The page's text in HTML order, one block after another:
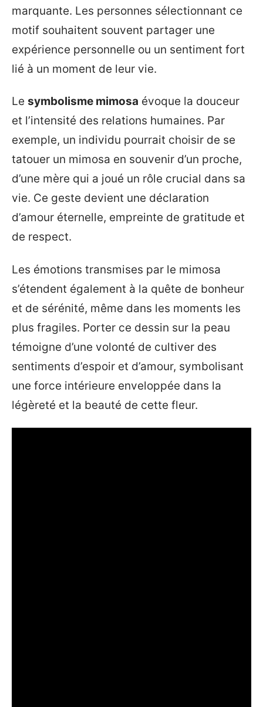
marquante. Les personnes sélectionnant ce
motif souhaitent souvent partager une
expérience personnelle ou un sentiment fort
lié à un moment de leur vie.
Le symbolisme mimosa évoque la douceur
et l’intensité des relations humaines. Par
exemple, un individu pourrait choisir de se
tatouer un mimosa en souvenir d’un proche,
d’une mère qui a joué un rôle crucial dans sa
vie. Ce geste devient une déclaration
d’amour éternelle, empreinte de gratitude et
de respect.
Les émotions transmises par le mimosa
s’étendent également à la quête de bonheur
et de sérénité, même dans les moments les
plus fragiles. Porter ce dessin sur la peau
témoigne d’une volonté de cultiver des
sentiments d’espoir et d’amour, symbolisant
une force intérieure enveloppée dans la
légèreté et la beauté de cette fleur.